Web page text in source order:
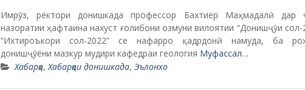
Имрӯз, ректори донишкада профессор Бахтиёр Маҳмадалӣ дар
назоратии ҳафтаина нахуст ғолибони озмуни вилоятии “Донишҷӯи сол-
“Ихтироъкори сол-2022” се нафарро қадрдонӣ намуда, ба
донишҷӯёни мазкур мудири кафедраи геология Муфассал…
Хабарҳо,Хабарҳои донишкада, Эълонхо